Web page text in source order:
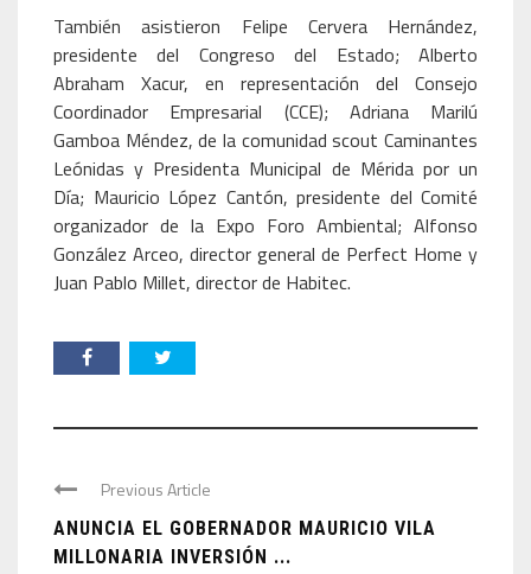
También asistieron Felipe Cervera Hernández,
presidente del Congreso del Estado; Alberto
Abraham Xacur, en representación del Consejo
Coordinador Empresarial (CCE); Adriana Marilú
Gamboa Méndez, de la comunidad scout Caminantes
Leónidas y Presidenta Municipal de Mérida por un
Día; Mauricio López Cantón, presidente del Comité
organizador de la Expo Foro Ambiental; Alfonso
González Arceo, director general de Perfect Home y
Juan Pablo Millet, director de Habitec.
Previous Article
ANUNCIA EL GOBERNADOR MAURICIO VILA
MILLONARIA INVERSIÓN ...